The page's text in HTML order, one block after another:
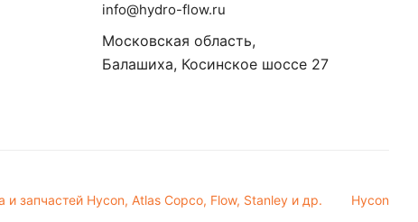
info@hydro-flow.ru
Московская область,
Балашиха, Косинское шоссе 27
и запчастей Hycon, Atlas Copco, Flow, Stanley и др. Hycon